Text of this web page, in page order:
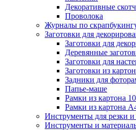
Декоративные
Проволока
Журналы по
Заготовки для
Заготовки для
Деревянные
Заготовки для
Заготовки из
Задники для
Папье-маше
Рамки из картона
Рамки из картона
Инструменты для резки и
Инструменты и